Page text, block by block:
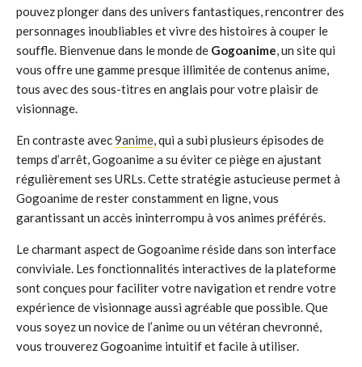
pouvez plonger dans des univers fantastiques, rencontrer des
personnages inoubliables et vivre des histoires à couper le
souffle. Bienvenue dans le monde de Gogoanime, un site qui
vous offre une gamme presque illimitée de contenus anime,
tous avec des sous-titres en anglais pour votre plaisir de
visionnage.
En contraste avec9anime, qui a subi plusieurs épisodes de
temps d’arrêt, Gogoanime a su éviter ce piège en ajustant
régulièrement ses URLs. Cette stratégie astucieuse permet à
Gogoanime de rester constamment en ligne, vous
garantissant un accès ininterrompu à vos animes préférés.
Le charmant aspect de Gogoanime réside dans son interface
conviviale. Les fonctionnalités interactives de la plateforme
sont conçues pour faciliter votre navigation et rendre votre
expérience de visionnage aussi agréable que possible. Que
vous soyez un novice de l’anime ou un vétéran chevronné,
vous trouverez Gogoanime intuitif et facile à utiliser.